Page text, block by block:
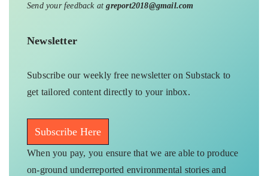
Send your feedback atgreport2018@gmail.com
Newsletter
Subscribe our weekly free newsletter on Substack to
get tailored content directly to your inbox.
Subscribe Here
When you pay, you ensure that we are able to produce
on-ground underreported environmental stories and